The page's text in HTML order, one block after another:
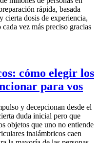
rápida, basada
cierta dosis de experiencia,
vez más preciso gracias
cómo elegir los
para vos
y decepcionan desde el
duda inicial pero que
objetos que uno no entiende
inalámbricos caen